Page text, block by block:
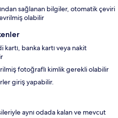
sağlanan bilgiler, otomatik çeviri
olabilir
kartı, banka kartı veya nakit
fotoğraflı kimlik gerekli olabilir
giriş yapabilir.
aynı odada kalan ve mevcut